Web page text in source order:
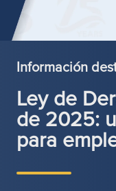
Información
Ley de
de 2025:
para